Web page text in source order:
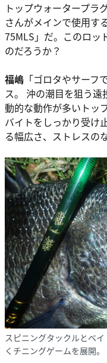
トップウォータープラ
さんがメインで使用す
75MLS」だ。このロッ
のだろうか？
福嶋 「ゴロタやサー
ス。 沖の潮目を狙う遠
動的な動作が多いトッ
バイトをしっかり受け
る幅広さ、ストレスの
スピニングタックルとベ
くチニングゲームを展開。